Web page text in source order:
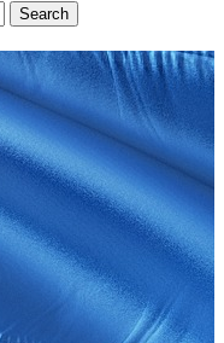
Search